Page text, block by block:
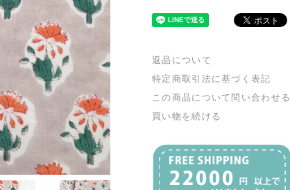
返品について
特定商取引法に基づく表記
この商品について問い合わせる
買い物を続ける